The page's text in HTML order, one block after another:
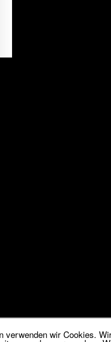
verwenden wir Cookies.